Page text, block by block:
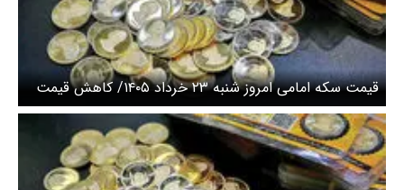
قیمت سکه امامی امروز شنبه ۲۳ خرداد ۱۴۰۵/ کاهش قیمت
سکه